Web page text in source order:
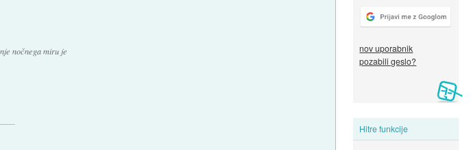
nov uporabnik
pozabili geslo?
Hitre funkcije
nočnega miru je